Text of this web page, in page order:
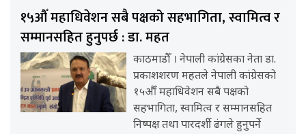
१५औँ महाधिवेशन सबै पक्षको सहभागिता, स्वामित्व र
सम्मानसहित हुनुपर्छ : डा. महत
काठमाडौँ । नेपाली कांग्रेसका नेता डा.
प्रकाशशरण महतले नेपाली कांग्रेसको
१५औँ महाधिवेशन सबै पक्षको
सहभागिता, स्वामित्व र सम्मानसहित
निष्पक्ष तथा पारदर्शी ढंगले हुनुपर्ने